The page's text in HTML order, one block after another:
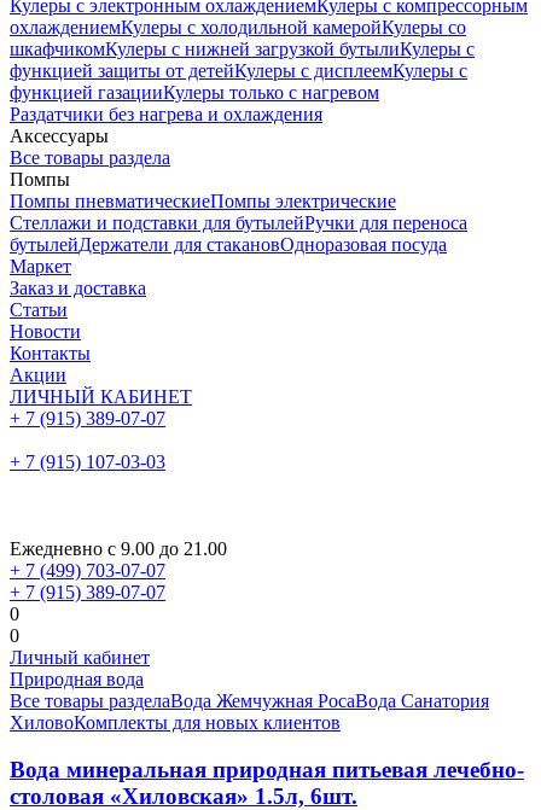
Кулеры с электронным охлаждениемКулеры с компрессорным
охлаждениемКулеры с холодильной камеройКулеры со
шкафчикомКулеры с нижней загрузкой бутылиКулеры с
функцией защиты от детейКулеры с дисплеемКулеры с
функцией газацииКулеры только с нагревом
Раздатчики без нагрева и охлаждения
Аксессуары
Все товары раздела
Помпы
Помпы пневматическиеПомпы электрические
Стеллажи и подставки для бутылейРучки для переноса
бутылейДержатели для стакановОдноразовая посуда
Маркет
Заказ и доставка
Статьи
Новости
Контакты
Акции
ЛИЧНЫЙ КАБИНЕТ
+ 7 (915) 389-07-07
+ 7 (915) 107-03-03
Ежедневно с 9.00 до 21.00
+ 7 (499) 703-07-07
+ 7 (915) 389-07-07
0
0
Личный кабинет
Природная вода
Все товары разделаВода Жемчужная РосаВода Санатория
ХиловоКомплекты для новых клиентов
Вода минеральная природная питьевая лечебно-
столовая «Хиловская» 1.5л, 6шт.